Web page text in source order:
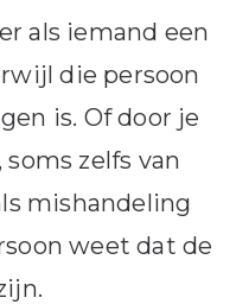
als iemand een
die persoon
is. Of door je
zelfs van
mishandeling
weet dat de